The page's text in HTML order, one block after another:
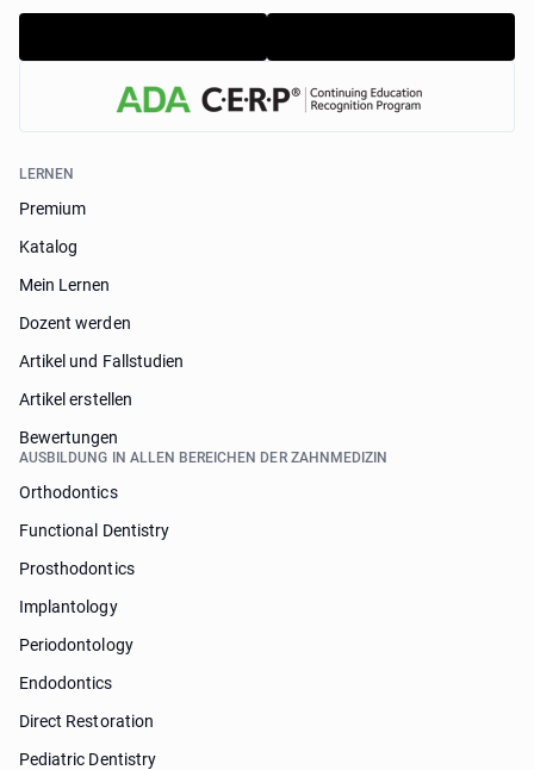
LERNEN
Premium
Katalog
Mein Lernen
Dozent werden
Artikel und Fallstudien
Artikel erstellen
Bewertungen
AUSBILDUNG IN ALLEN BEREICHEN DER ZAHNMEDIZIN
Orthodontics
Functional Dentistry
Prosthodontics
Implantology
Periodontology
Endodontics
Direct Restoration
Pediatric Dentistry